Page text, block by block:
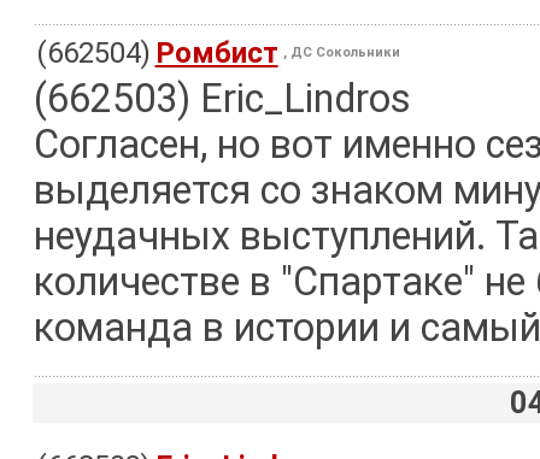
(662504) Ромбист , ДС Сокольники
(662503) Eric_Lindros
Согласен, но вот именно
выделяется со знаком
неудачных выступлений.
количестве в "Спартаке"
команда в истории и